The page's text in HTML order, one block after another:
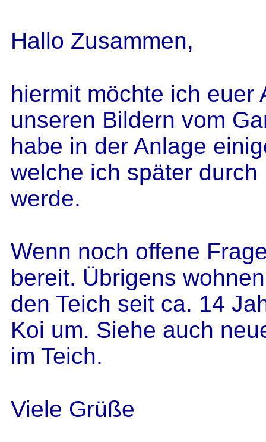
Hallo Zusammen,
hiermit möchte ich euer
unseren Bildern vom
habe in der Anlage
welche ich später
werde.
Wenn noch offene
bereit. Übrigens
den Teich seit ca. 14
Koi um. Siehe auch
im Teich.
Viele Grüße